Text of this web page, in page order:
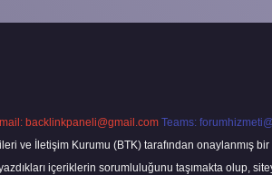
backlinkpaneli@gmail.com Teams:
ve İletişim Kurumu (BTK) tarafından onaylanmış
içeriklerin sorumluluğunu taşımakta olup,